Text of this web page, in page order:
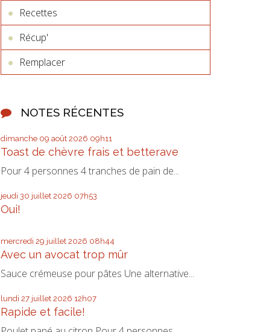
Recettes
Récup'
Remplacer
NOTES RÉCENTES
dimanche 09 août 2026 09h11
Toast de chèvre frais et betterave
Pour 4 personnes 4 tranches de pain de...
jeudi 30 juillet 2026 07h53
Oui!
mercredi 29 juillet 2026 08h44
Avec un avocat trop mûr
Sauce crémeuse pour pâtes Une alternative...
lundi 27 juillet 2026 12h07
Rapide et facile!